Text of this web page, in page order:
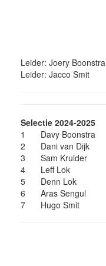
Leider: Joery Boonstra
Leider: Jacco Smit
Selectie 2024-2025
1
Davy Boonstra
2
Dani van Dijk
3
Sam Kruider
4
Leff Lok
5
Denn Lok
6
Aras Sengul
7
Hugo Smit